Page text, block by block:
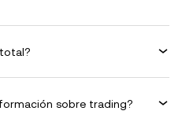
sobre trading?